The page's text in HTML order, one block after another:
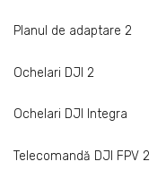
Planul de adaptare 2
Ochelari DJI 2
Ochelari DJI Integra
Telecomandă DJI FPV 2